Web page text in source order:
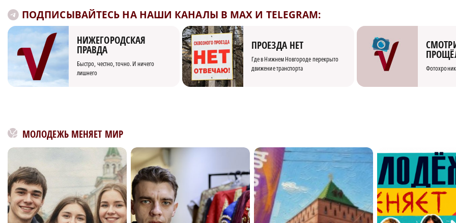
ПОДПИСЫВАЙТЕСЬ НА НАШИ КАНАЛЫ В MAX И TELEGRAM:
НИЖЕГОРОДСКАЯ
ПРАВДА
Быстро, честно, точно. И ничего
лишнего
ПРОЕЗДА НЕТ
Где в Нижнем Новгороде перекрыто
движение транспорта
МОЛОДЕЖЬ МЕНЯЕТ МИР